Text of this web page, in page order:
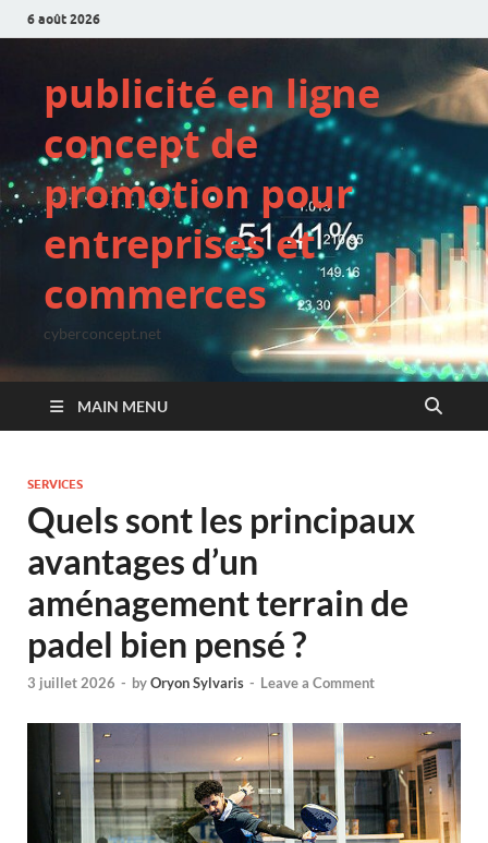
6 août 2026
publicité en ligne
concept de
promotion pour
entreprises et
commerces
cyberconcept.net
MAIN MENU
SERVICES
Quels sont les principaux
avantages d’un
aménagement terrain de
padel bien pensé ?
3 juillet 2026 - byOryon Sylvaris - Leave a Comment